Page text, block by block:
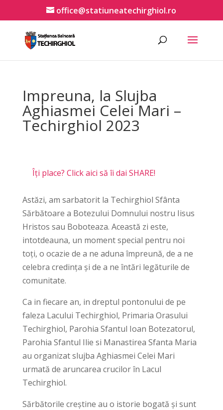
office@statiuneatechirghiol.ro
Impreuna, la Slujba
Aghiasmei Celei Mari –
Techirghiol 2023
Îți place? Click aici să îi dai SHARE!
Astăzi, am sarbatorit la Techirghiol Sfânta
Sărbătoare a Botezului Domnului nostru Iisus
Hristos sau Boboteaza. Această zi este,
intotdeauna, un moment special pentru noi
toți, o ocazie de a ne aduna împreună, de a ne
celebra credința și de a ne întări legăturile de
comunitate.
Ca in fiecare an, in dreptul pontonului de pe
faleza Lacului Techirghiol, Primaria Orasului
Techirghiol, Parohia Sfantul Ioan Botezatorul,
Parohia Sfantul Ilie si Manastirea Sfanta Maria
au organizat slujba Aghiasmei Celei Mari
urmată de aruncarea crucilor în Lacul
Techirghiol.
Sărbătorile creștine au o istorie bogată și sunt